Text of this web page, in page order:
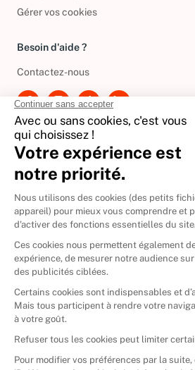
Gérer vos cookies
Besoin d'aide ?
Contactez-nous
International
🇪🇸 Espagne
🇩🇪Allemagne
🇮🇹 Italie